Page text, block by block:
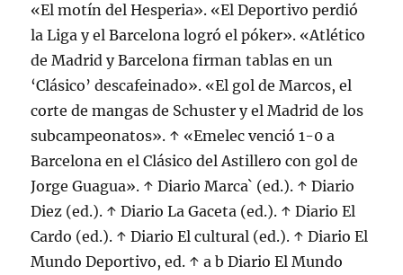
«El motín del Hesperia». «El Deportivo perdió
la Liga y el Barcelona logró el póker». «Atlético
de Madrid y Barcelona firman tablas en un
‘Clásico’ descafeinado». «El gol de Marcos, el
corte de mangas de Schuster y el Madrid de los
subcampeonatos». ↑ «Emelec venció 1-0 a
Barcelona en el Clásico del Astillero con gol de
Jorge Guagua». ↑ Diario Marca` (ed.). ↑ Diario
Diez (ed.). ↑ Diario La Gaceta (ed.). ↑ Diario El
Cardo (ed.). ↑ Diario El cultural (ed.). ↑ Diario El
Mundo Deportivo, ed. ↑ a b Diario El Mundo